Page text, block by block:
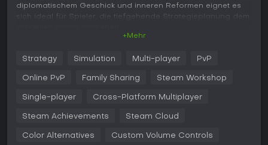
diplomatischem Geschick und inneren Reformen eignet es
sich ideal für Spieler, die tiefgehende Strategieplanung dem
Im Kern von Victoria 3 geht es darum, die Wirtschaft, Politik
und Gesellschaft einer Nation zu lenken. Du managst
wirtschaftlichen Bedürfnissen und politischen Wünschen, die
auszugleichen, reformierst du Gesetze und Verfassungen,
revolutionäre Kräfte zu verteidigen.
+Mehr
Strategy Simulation Multi-player PvP
Online PvP Family Sharing Steam Workshop
Single-player Cross-Platform Multiplayer
Steam Achievements Steam Cloud
Color Alternatives Custom Volume Controls